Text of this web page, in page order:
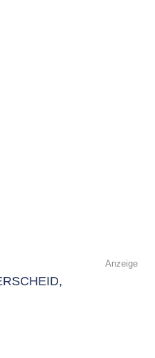
Anzeige